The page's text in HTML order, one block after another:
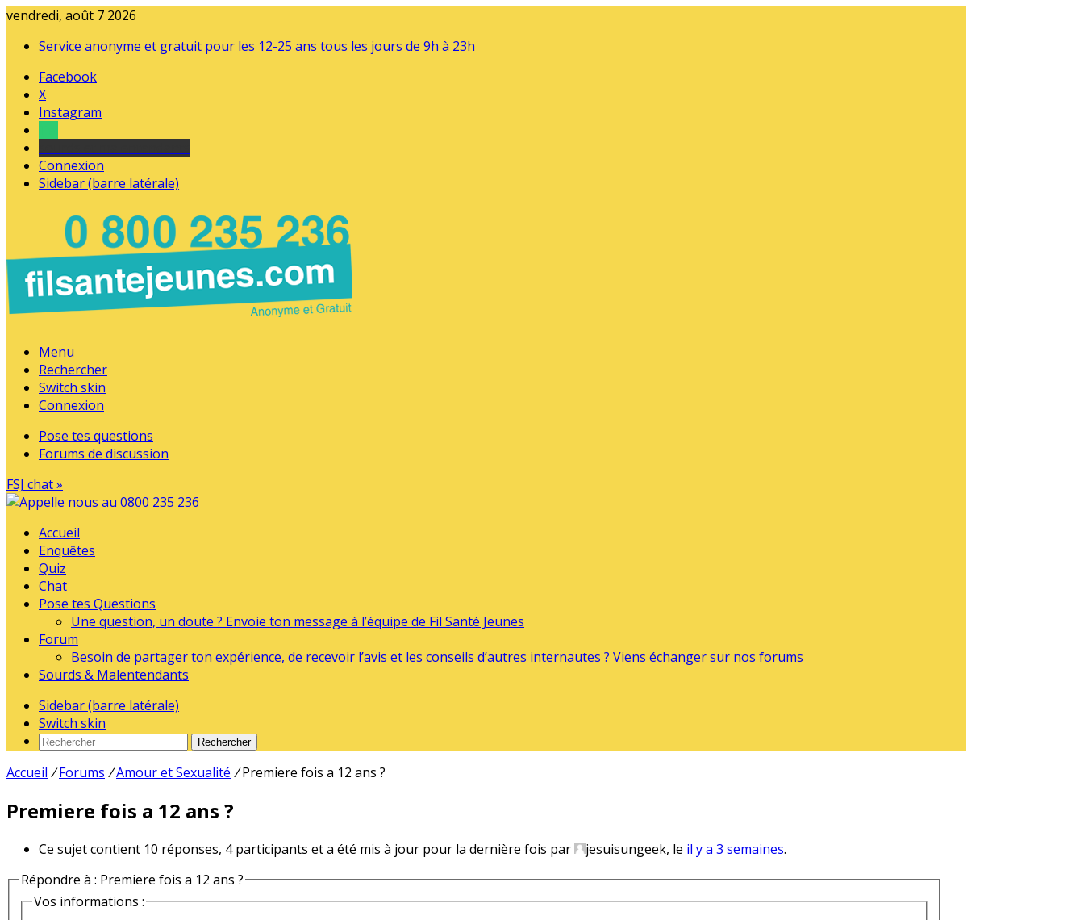
vendredi, août 7 2026
Service anonyme et gratuit pour les 12-25 ans tous les jours de 9h à 23h
Facebook
X
Instagram
Connexion
Sidebar (barre latérale)
Menu
Rechercher
Switch skin
Connexion
Pose tes questions
Forums de discussion
FSJ chat »
Accueil
Enquêtes
Quiz
Chat
Pose tes Questions
Une question, un doute ? Envoie ton message à l’équipe de Fil Santé Jeunes
Forum
Besoin de partager ton expérience, de recevoir l’avis et les conseils d’autres internautes ? Viens échanger sur nos forums
Sourds & Malentendants
Sidebar (barre latérale)
Switch skin
Rechercher
Accueil / Forums /Amour et Sexualité / Premiere fois a 12 ans ?
Premiere fois a 12 ans ?
Ce sujet contient 10 réponses, 4 participants et a été mis à jour pour la dernière fois par jesuisungeek, le il y a 3 semaines.
Répondre à : Premiere fois a 12 ans ?
Vos informations :